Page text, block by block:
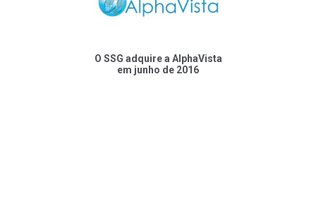
O SSG adquire a AlphaVista
em junho de 2016